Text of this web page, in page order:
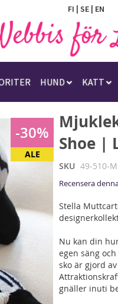
FI | SE | EN
HUND KATT
Shoe |
SKU 49-510-
Recensera
Stella
Nu kan din
egen säng
sko är gjord
gnäller inuti
-30%
ALE